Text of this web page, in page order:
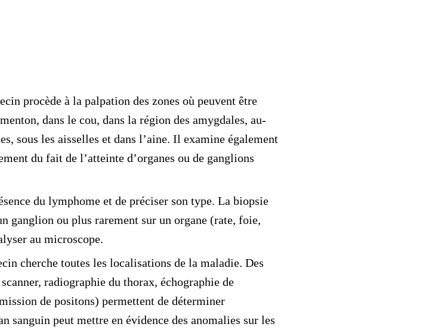
procède à la palpation des zones où peuvent être
dans le cou, dans la région des amygdales, au-
sous les aisselles et dans l’aine. Il examine également
du fait de l’atteinte d’organes ou de ganglions
du lymphome et de préciser son type. La biopsie
ganglion ou plus rarement sur un organe (rate, foie,
au microscope.
cherche toutes les localisations de la maladie. Des
scanner, radiographie du thorax, échographie de
de positons) permettent de déterminer
sanguin peut mettre en évidence des anomalies sur les